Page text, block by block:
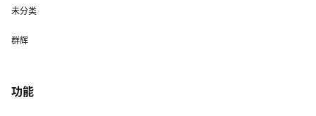
未分类
群辉
功能